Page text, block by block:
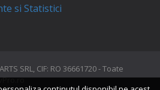
SRL, CIF: RO 36661720 - Toate